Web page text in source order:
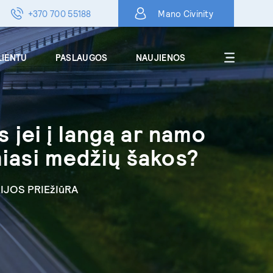
+370 700 55188 Mano Civinity
PASLAUGOS NAUJIENOS
Apie
DUK
Karjera
jei į langą ar namo
medžių šakos?
PRIEžIūRA